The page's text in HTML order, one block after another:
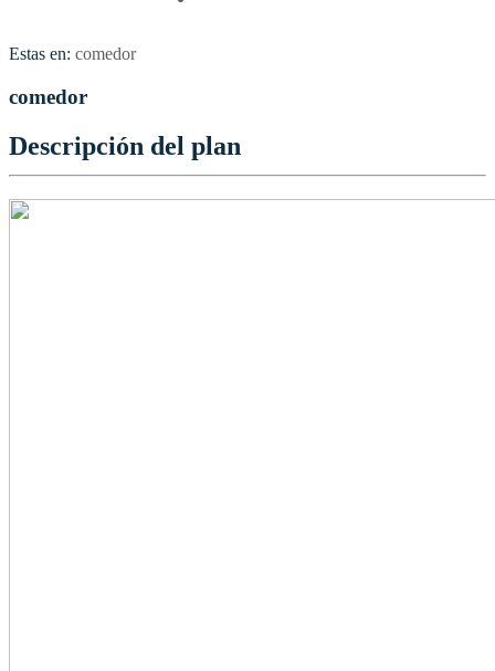
Estas en: comedor
comedor
Descripción del plan